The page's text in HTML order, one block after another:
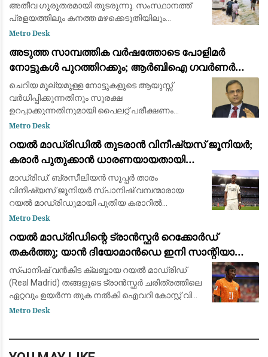
അതീവ ഗുരുതരമായി തുടരുന്നു. സംസ്ഥാനത്ത്
പ്രളയത്തിലും കനത്ത മഴക്കെടുതിയിലും
മരിച്ചവരുടെ എണ്ണം 95 ആയി ഉയർന്നു. 14
ആളുകളെയാണ് വെള്
Metro Desk
അടുത്ത സാമ്പത്തിക വർഷത്തോടെ പോളിമർ
നോട്ടുകൾ പുറത്തിറക്കും; ആർബിഐ ഗവർണർ
സഞ്ജയ് മൽഹോത്ര
ചെറിയ മൂല്യമുള്ള നോട്ടുകളുടെ ആയുസ്സ്
വർധിപ്പിക്കുന്നതിനും സുരക്ഷ
ഉറപ്പാക്കുന്നതിനുമായി പൈലറ്റ് പരീക്ഷണം
പുരോഗമിക്കുന്നു.
Metro Desk
റയൽ മാഡ്രിഡിൽ തുടരാൻ വിനീഷ്യസ് ജൂനിയർ;
കരാർ പുതുക്കാൻ ധാരണയായതായി
ഫാബ്രിസിയോ റൊമാനോയും ദ അത്‌ലറ്റിക്കും
മാഡ്രിഡ്: ബ്രസീലിയൻ സൂപ്പർ താരം
വിനീഷ്യസ് ജൂനിയർ സ്പാനിഷ് വമ്പന്മാരായ
റയൽ മാഡ്രിഡുമായി പുതിയ കരാറിൽ
ഒപ്പുവെക്കാൻ ഒരുങ്ങുന്നു. പ്രമുഖ ട്രാൻസ്ഫർ
റൊമാനോയും 'ദ അത്‌ലറ്റികു'മാണ
Metro Desk
റയൽ മാഡ്രിഡിന്റെ ട്രാൻസ്ഫർ റെക്കോർഡ്
തകർത്തു; യാൻ ദിയോമാൻഡെ ഇനി സാന്റിയാഗോ
ബെർണബ്യൂവിൽ
സ്പാനിഷ് വൻകിട ക്ലബ്ബായ റയൽ മാഡ്രിഡ്
(Real Madrid) തങ്ങളുടെ ട്രാൻസ്ഫർ ചരിത്രത്തിലെ
ഏറ്റവും ഉയർന്ന തുക നൽകി ഐവറി കോസ്റ്റ് വിങ്
ഫോർവേഡ് യാൻ ദിയോമാൻഡെയെ (Yan
Metro Desk